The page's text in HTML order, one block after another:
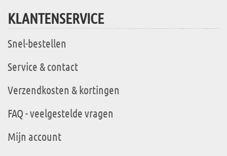
KLANTENSERVICE
Snel-bestellen
Service & contact
Verzendkosten & kortingen
FAQ - veelgestelde vragen
Mijn account